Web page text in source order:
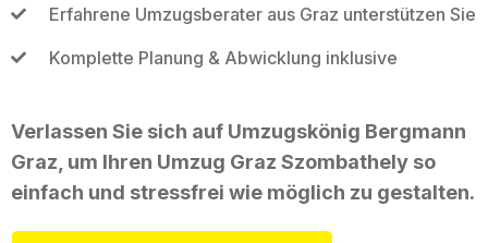
Erfahrene Umzugsberater aus Graz unterstützen Sie
Komplette Planung & Abwicklung inklusive
Verlassen Sie sich auf Umzugskönig Bergmann
Graz, um Ihren Umzug Graz Szombathely so
einfach und stressfrei wie möglich zu gestalten.